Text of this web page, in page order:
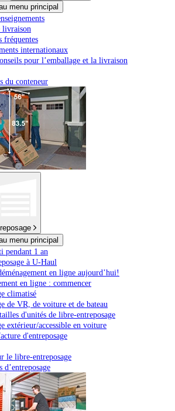
menu principal
livraison
fréquentes
internationaux
pour l’emballage et la livraison
du conteneur
menu principal
pendant 1 an
à U-Haul
en ligne aujourd’hui!
en ligne : commencer
climatisé
de VR, de voiture et de bateau
d'unités de libre-entreposage
extérieur/accessible en voiture
d'entreposage
le libre-entreposage
d’entreposage